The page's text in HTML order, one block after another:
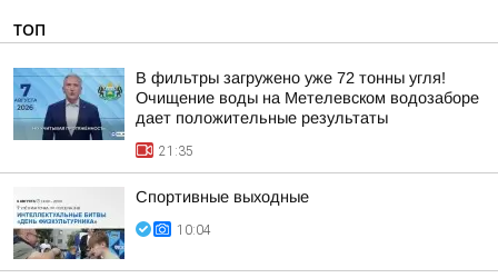
ТОП
В фильтры загружено уже 72 тонны угля!
Очищение воды на Метелевском водозаборе
дает положительные результаты
21:35
Спортивные выходные
10:04